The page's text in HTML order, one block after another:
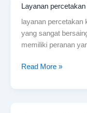
Layanan
layanan percetakan
yang sangat
memiliki peranan
Layanan
percetakan
kemasan
di
Read More »